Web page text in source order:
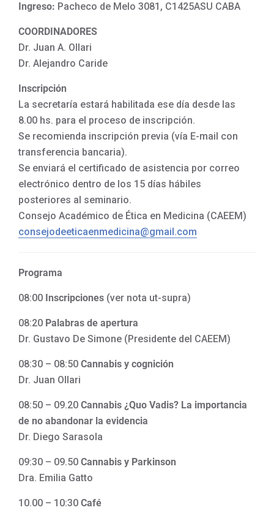
Ingreso: Pacheco de Melo 3081, C1425ASU CABA
COORDINADORES
Dr. Juan A. Ollari
Dr. Alejandro Caride
Inscripción
La secretaría estará habilitada ese día desde las
8.00 hs. para el proceso de inscripción.
Se recomienda inscripción previa (vía E-mail con
transferencia bancaria).
Se enviará el certificado de asistencia por correo
electrónico dentro de los 15 días hábiles
posteriores al seminario.
Consejo Académico de Ética en Medicina (CAEEM)
consejodeeticaenmedicina@gmail.com
Programa
08:00 Inscripciones (ver nota ut-supra)
08:20 Palabras de apertura
Dr. Gustavo De Simone (Presidente del CAEEM)
08:30 – 08:50 Cannabis y cognición
Dr. Juan Ollari
08:50 – 09.20 Cannabis ¿Quo Vadis? La importancia
de no abandonar la evidencia
Dr. Diego Sarasola
09:30 – 09.50 Cannabis y Parkinson
Dra. Emilia Gatto
10.00 – 10:30 Café